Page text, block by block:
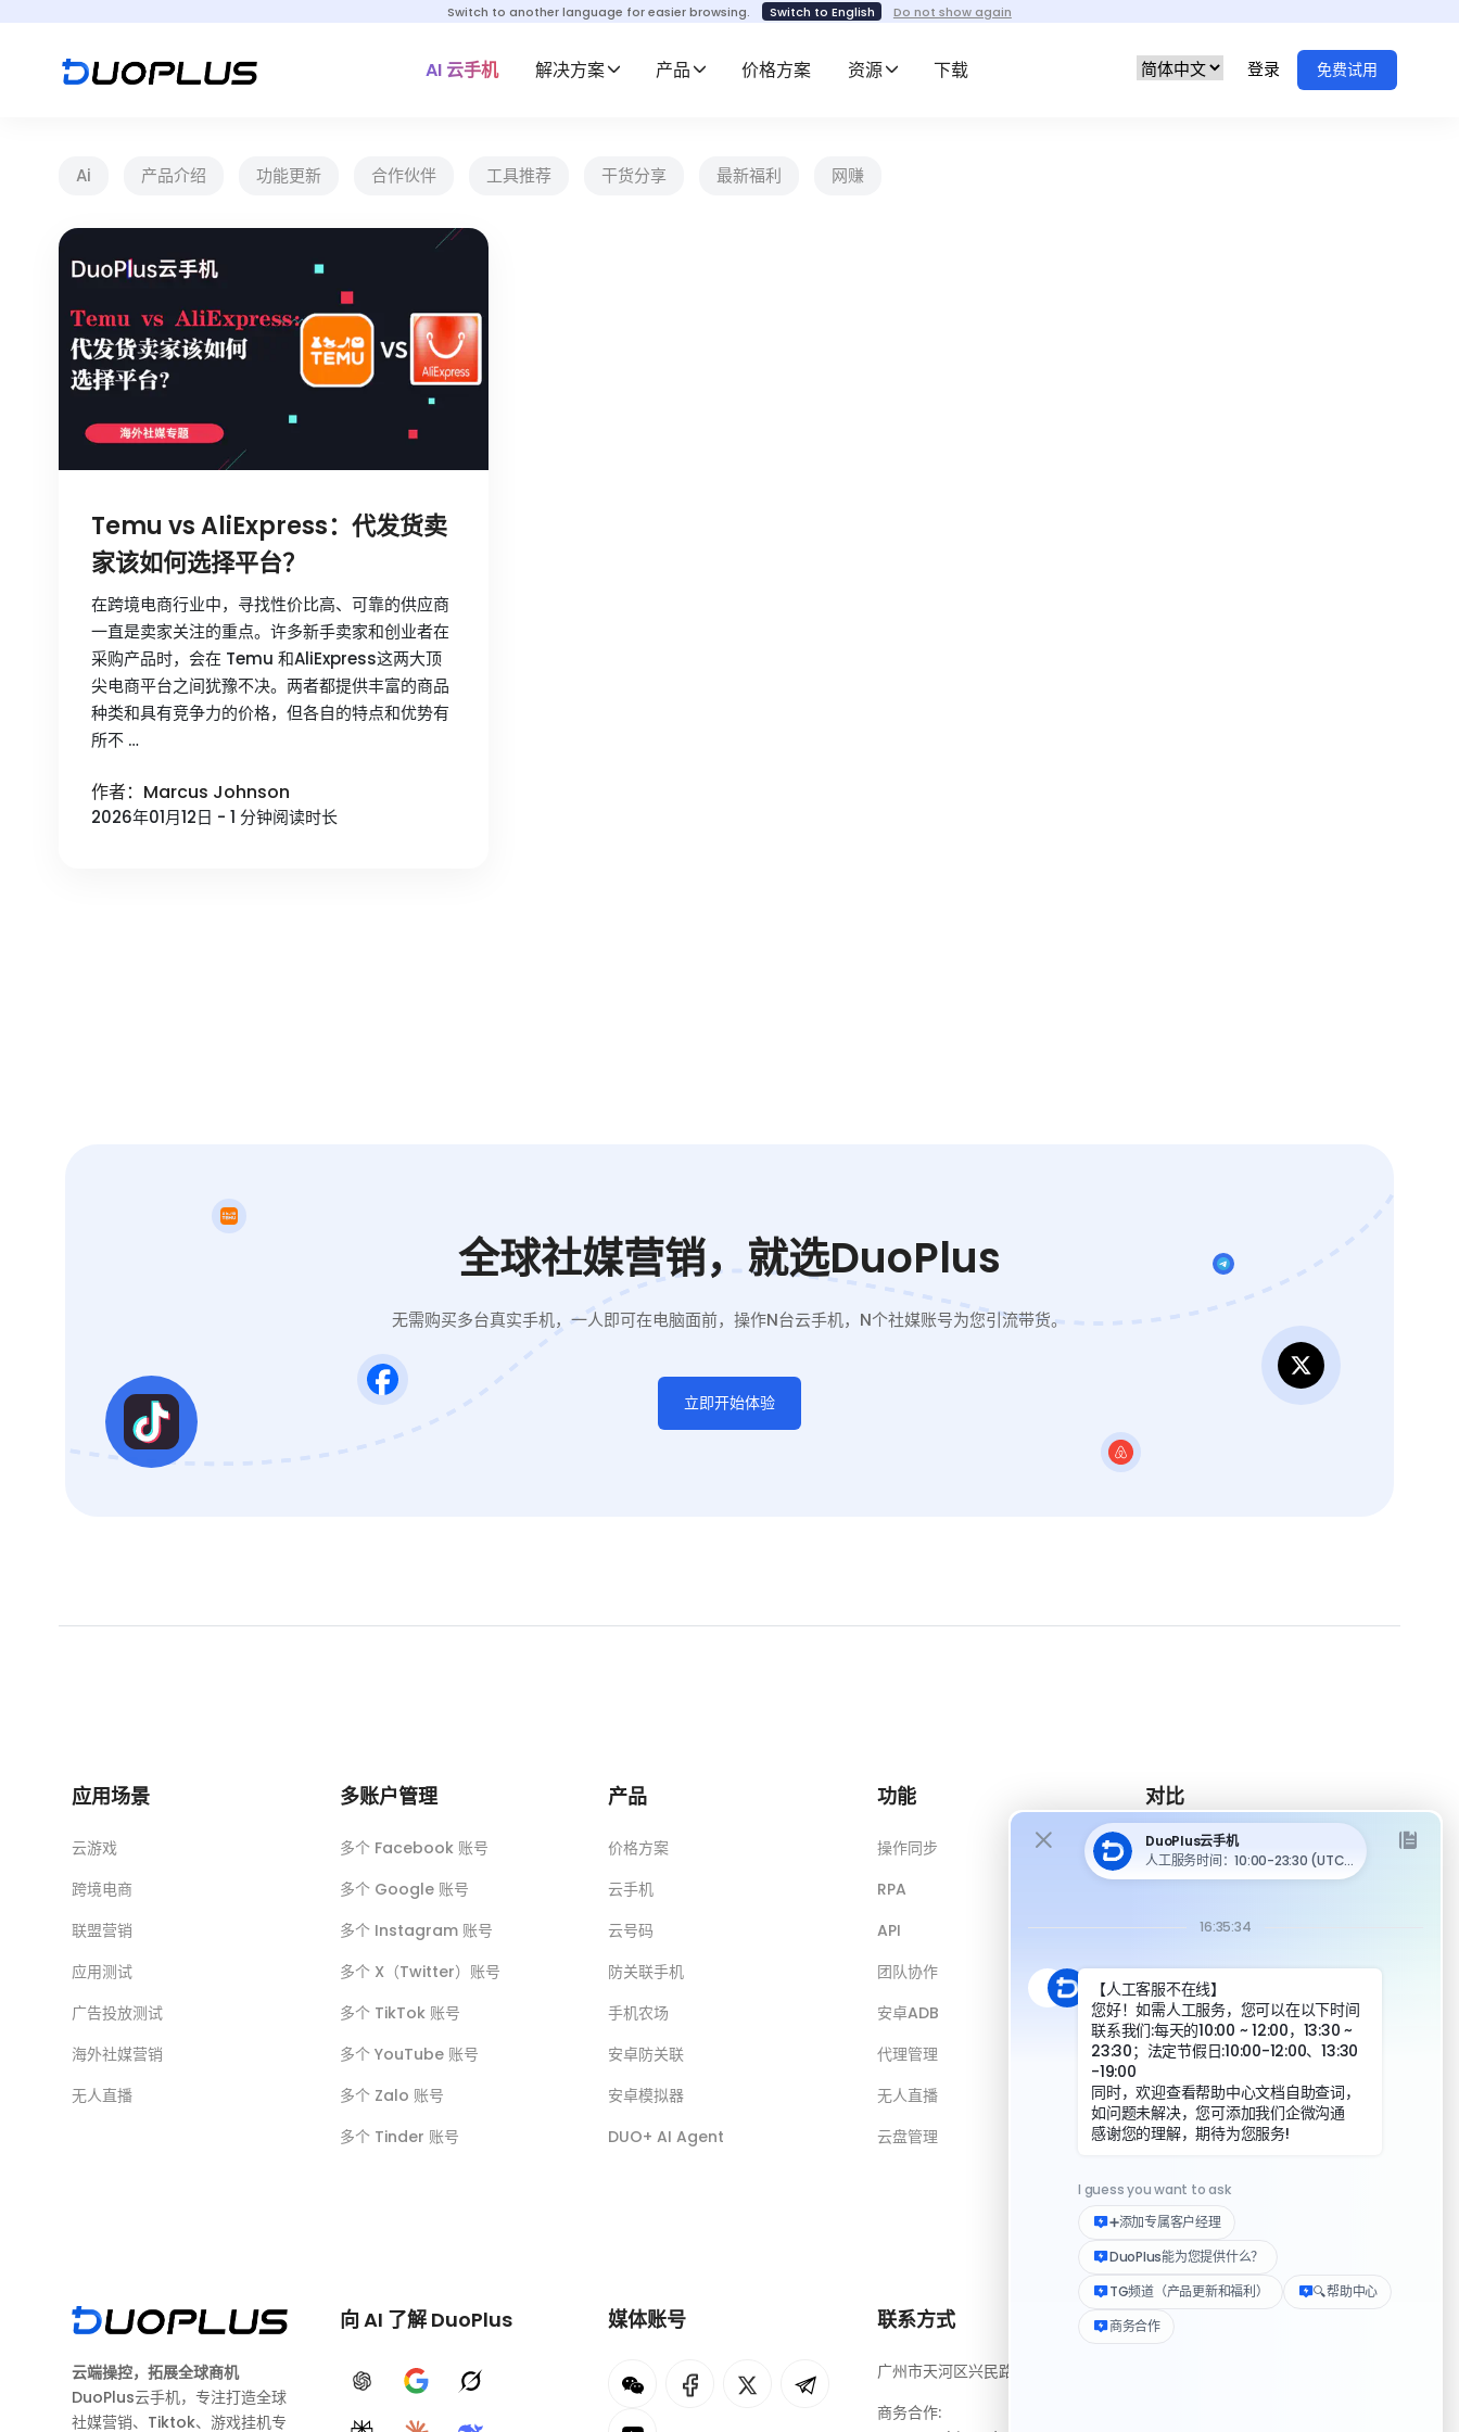
Switch to another language for easier browsing. Switch to English Do not show again
AI 云手机 解决方案 产品 价格方案 资源 下载 登录 免费试用
Ai 产品介绍 功能更新 合作伙伴 工具推荐 干货分享 最新福利 网赚
Temu vs AliExpress：代发货卖
家该如何选择平台？
在跨境电商行业中，寻找性价比高、可靠的供应商
一直是卖家关注的重点。许多新手卖家和创业者在
采购产品时，会在 Temu 和AliExpress这两大顶
尖电商平台之间犹豫不决。两者都提供丰富的商品
种类和具有竞争力的价格，但各自的特点和优势有
所不 …
作者：Marcus Johnson
2026年01月12日 - 1 分钟阅读时长
全球社媒营销，就选DuoPlus
无需购买多台真实手机，一人即可在电脑面前，操作N台云手机，N个社媒账号为您引流带货。
立即开始体验
应用场景
云游戏
跨境电商
联盟营销
应用测试
广告投放测试
海外社媒营销
无人直播
多账户管理
多个 Facebook 账号
多个 Google 账号
多个 Instagram 账号
多个 X（Twitter）账号
多个 TikTok 账号
多个 YouTube 账号
多个 Zalo 账号
多个 Tinder 账号
产品
价格方案
云手机
云号码
防关联手机
手机农场
安卓防关联
安卓模拟器
DUO+ AI Agent
功能
操作同步
RPA
API
团队协作
安卓ADB
代理管理
无人直播
云盘管理
对比
DuoPlus 对比 MoreLogin
DuoPlus 对比安卓模拟器
DuoPlus 对比指纹浏览器
DuoPlus 对比实体机
云端操控，拓展全球商机
DuoPlus云手机，专注打造全球
社媒营销、Tiktok、游戏挂机专
向 AI 了解 DuoPlus
ChatGPTGoogle AIGrok
媒体账号 联系方式
广州市天河区兴民路222号3310房
商务合作:
资源